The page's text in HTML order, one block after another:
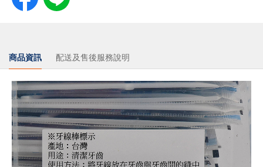
商品資訊 配送及售後服務說明